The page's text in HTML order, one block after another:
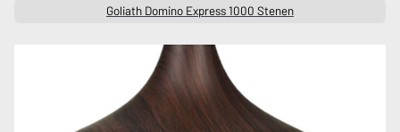
Goliath Domino Express 1000 Stenen